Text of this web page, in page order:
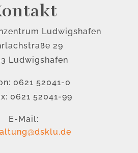
Ludwigshafen
29
Ludwigshafen
0621 52041-0
0621 52041-99
E-Mail: